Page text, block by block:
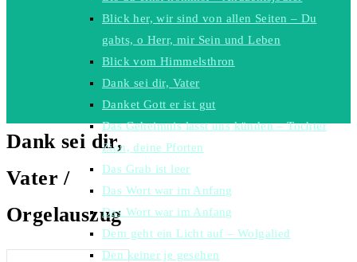
Blick her, wir sind von allen Seiten – Du
gabts, o Herr, mir Sein und Leben
Blick vom Himmelsthron
Dank sei dir, Vater
Danket Gott er ist gut
Das Geheimnis lasst uns künden – Tochter
Zion, deine Pforten
Das Grab ist leer
Das Wort war im Anfang
Das Wort war im Anfang
Dem geht ein Licht auf – Wolgalied
Den keiner je gesehen
Dank sei dir,
Vater /
Orgelauszug